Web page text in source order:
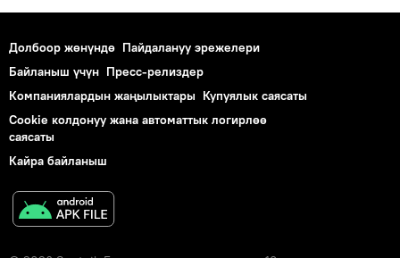
Долбоор жөнүндө Пайдалануу эрежелери
Байланыш үчүн Пресс-релиздер
Компаниялардын жаңылыктары Купуялык саясаты
Cookie колдонуу жана автоматтык логирлөө
саясаты
Кайра байланыш